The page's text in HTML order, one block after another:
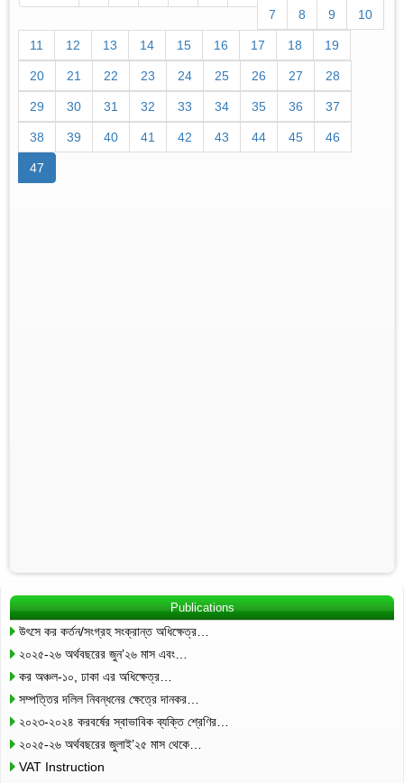
7
8 9 10
11 12 13 14 15 16 17 18 19
20 21 22 23 24 25 26 27 28
29 30 31 32 33 34 35 36 37
38 39 40 41 42 43 44 45 46
47
Publications
উৎসে কর কর্তন/সংগ্রহ সংক্রান্ত অধিক্ষেত্র…
২০২৫-২৬ অর্থবছরের জুন’২৬ মাস এবং…
কর অঞ্চল-১০, ঢাকা এর অধিক্ষেত্র…
সম্পত্তির দলিল নিবন্ধনের ক্ষেত্রে দানকর…
২০২৩-২০২৪ করবর্ষের স্বাভাবিক ব্যক্তি শ্রেণির…
২০২৫-২৬ অর্থবছরের জুলাই’২৫ মাস থেকে…
VAT Instruction